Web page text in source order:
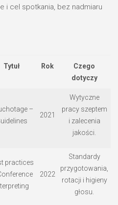
i cel spotkania, bez nadmiaru
Tytuł Rok
Czego
dotyczy
–
2021
Wytyczne
pracy szeptem
i zalecenia
jakości.
practices
2022
Standardy
przygotowania,
rotacji i higieny
głosu.